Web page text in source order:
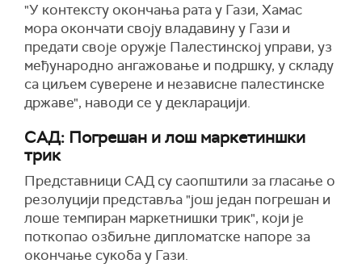
"У контексту окончања рата у Гази, Хамас
мора окончати своју владавину у Гази и
предати своје оружје Палестинској управи, уз
међународно ангажовање и подршку, у складу
са циљем суверене и независне палестинске
државе", наводи се у декларацији.
САД: Погрешан и лош маркетиншки
трик
Представници САД су саопштили за гласање о
резолуцији представља "још један погрешан и
лоше темпиран маркетнишки трик", који је
поткопао озбиљне дипломатске напоре за
окончање сукоба у Гази.